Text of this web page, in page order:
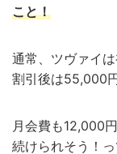
こと！
通常、ツヴァイは
割引後は55,000
月会費も12,000
続けられそう！